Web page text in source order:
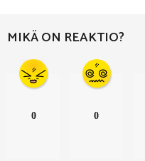
a
MIKÄ ON REAKTIO?
0 0